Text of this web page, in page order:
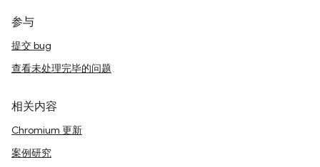
参与
提交 bug
查看未处理完毕的问题
相关内容
Chromium 更新
案例研究